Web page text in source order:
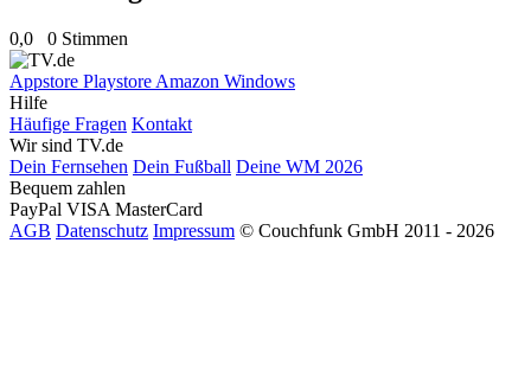
0,0 0 Stimmen
Appstore Playstore Amazon Windows
Hilfe
Häufige Fragen Kontakt
Wir sind TV.de
Dein Fernsehen Dein Fußball Deine WM 2026
Bequem zahlen
PayPal VISA MasterCard
AGB Datenschutz Impressum © Couchfunk GmbH 2011 - 2026